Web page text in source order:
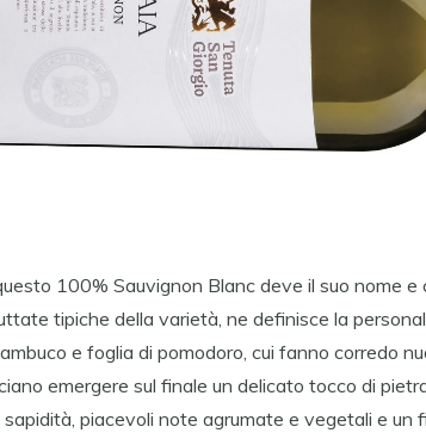
100% Sauvignon Blanc deve il suo nome e
tipiche della varietà, ne definisce la
e foglia di pomodoro, cui fanno corredo
emergere sul finale un delicato tocco di
piacevoli note agrumate e vegetali e un